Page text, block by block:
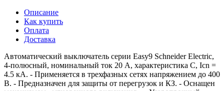
Описание
Как купить
Оплата
Доставка
Автоматический выключатель серии Easy9 Schneider Electric,
4-полюсный, номинальный ток 20 А, характеристика С, Icn =
4.5 кА. - Применяется в трехфазных сетях напряжением до 400
В. - Предназначен для защиты от перегрузок и КЗ. - Оснащен